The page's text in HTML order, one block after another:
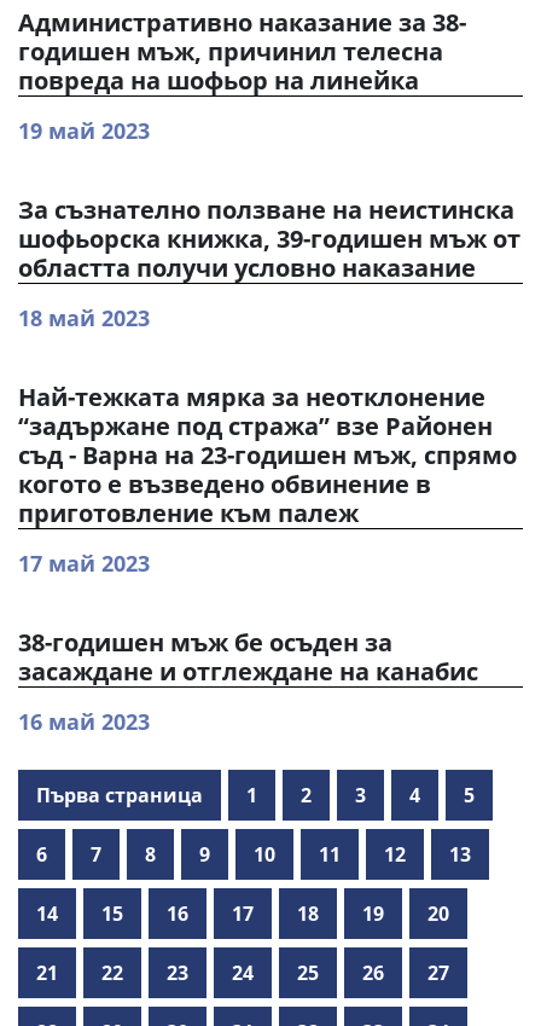
Административно наказание за 38-
годишен мъж, причинил телесна
повреда на шофьор на линейка
19 май 2023
За съзнателно ползване на неистинска
шофьорска книжка, 39-годишен мъж от
областта получи условно наказание
18 май 2023
Най-тежката мярка за неотклонение
“задържане под стража” взе Районен
съд - Варна на 23-годишен мъж, спрямо
когото е възведено обвинение в
приготовление към палеж
17 май 2023
38-годишен мъж бе осъден за
засаждане и отглеждане на канабис
16 май 2023
Първа страница 1 2 3 4 5
6 7 8 9 10 11 12 13
14 15 16 17 18 19 20
21 22 23 24 25 26 27